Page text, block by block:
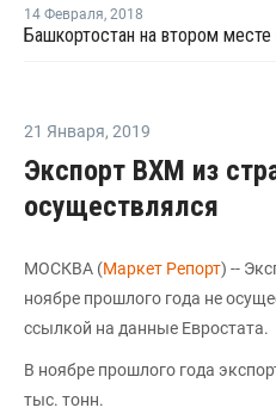
14 Февраля, 2018
21 Января, 2019
Экспорт ВХМ из
осуществлялся
МОСКВА (Маркет Репорт) --
ноябре прошлого года не
ссылкой на данные Евростата.
В ноябре прошлого года
тыс. тонн.